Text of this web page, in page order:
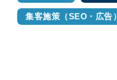
集客施策（SEO・広告）